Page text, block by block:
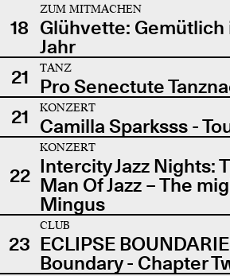
18
ZUM MITMACHEN
Glühvette: Gemütlich
Jahr
21
TANZ
Pro Senectute
21
KONZERT
Camilla Sparksss -
22
KONZERT
Intercity Jazz Nights:
Man Of Jazz – The
Mingus
23
CLUB
ECLIPSE
Boundary - Chapter